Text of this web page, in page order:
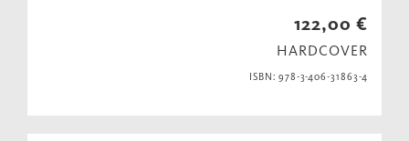
122,00 €
HARDCOVER
ISBN: 978-3-406-31863-4